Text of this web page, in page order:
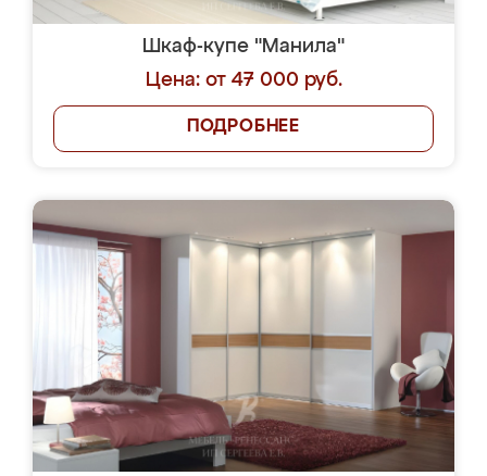
Шкаф-купе "Манила"
Цена: от 47 000 руб.
ПОДРОБНЕЕ